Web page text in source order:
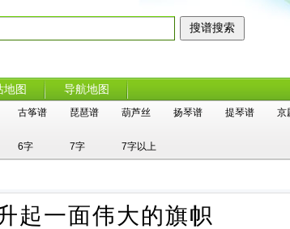
地图 导航地图
古筝谱 琵琶谱 葫芦丝 扬琴谱 提琴谱 京
6字 7字 7字以上
起一面伟大的旗帜